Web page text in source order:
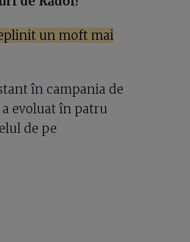
un moft mai
în campania de
evoluat în patru
de pe